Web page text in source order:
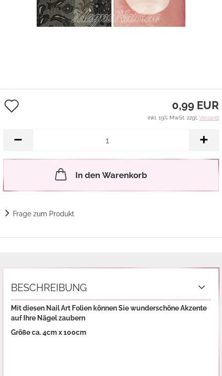
Merkzettel
0,99 EUR
inkl. 19% MwSt. zzgl. Versand
In den Warenkorb
Frage zum Produkt
BESCHREIBUNG
Mit diesen Nail Art Folien können Sie wunderschöne Akzente
auf Ihre Nägel zaubern
Größe ca. 4cm x 100cm